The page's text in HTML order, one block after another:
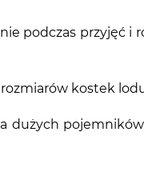
podczas przyjęć i
kostek